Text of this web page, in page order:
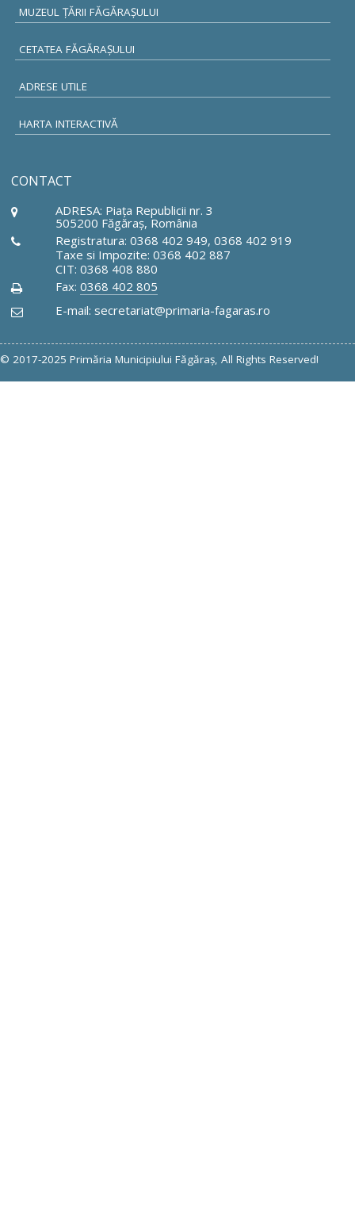
MUZEUL ŢĂRII FĂGĂRAŞULUI
CETATEA FĂGĂRAŞULUI
ADRESE UTILE
HARTA INTERACTIVĂ
CONTACT
ADRESA: Piaţa Republicii nr. 3
505200 Făgăraş, România
Registratura: 0368 402 949, 0368 402 919
Taxe si Impozite: 0368 402 887
CIT: 0368 408 880
Fax: 0368 402 805
E-mail: secretariat@primaria-fagaras.ro
© 2017-2025 Primăria Municipiului Făgăraş, All Rights Reserved!